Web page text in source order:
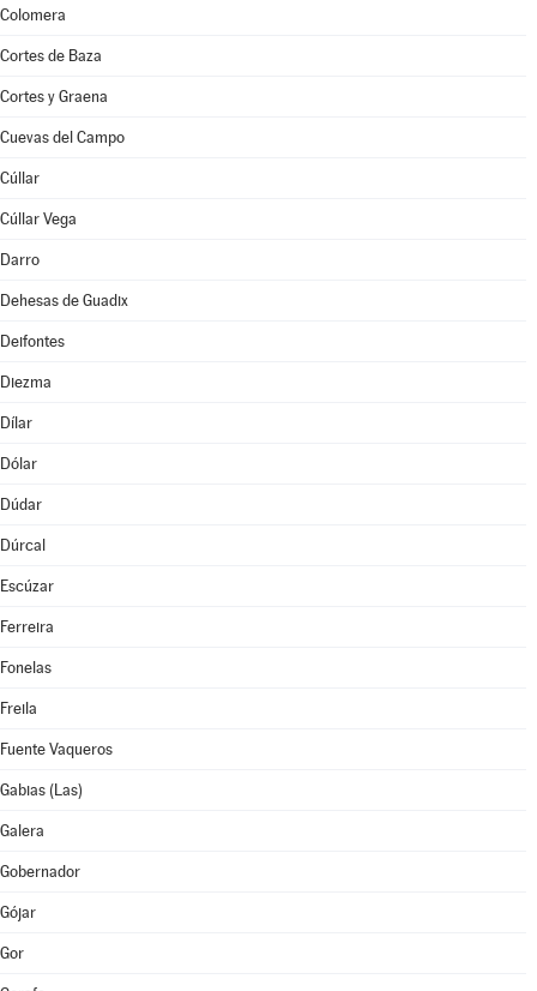
Colomera
Cortes de Baza
Cortes y Graena
Cuevas del Campo
Cúllar
Cúllar Vega
Darro
Dehesas de Guadix
Deifontes
Diezma
Dílar
Dólar
Dúdar
Dúrcal
Escúzar
Ferreira
Fonelas
Freila
Fuente Vaqueros
Gabias (Las)
Galera
Gobernador
Gójar
Gor